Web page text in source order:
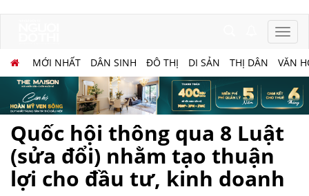
MỚI NHẤT DÂN SINH ĐÔ THỊ DI SẢN THỊ DÂN VĂN
Quốc hội thông qua 8 Luật
(sửa đổi) nhằm tạo thuận
lợi cho đầu tư, kinh doanh